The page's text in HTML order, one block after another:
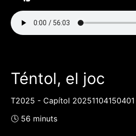
Téntol, el joc
T2025 - Capítol 20251104150401
🕓 56 minuts